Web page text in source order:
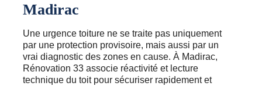
Madirac
Une urgence toiture ne se traite pas uniquement
par une protection provisoire, mais aussi par un
vrai diagnostic des zones en cause. À Madirac,
Rénovation 33 associe réactivité et lecture
technique du toit pour sécuriser rapidement et